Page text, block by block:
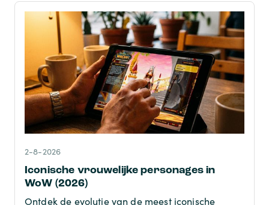
2-8-2026
Iconische vrouwelijke personages in
WoW (2026)
Ontdek de evolutie van de meest iconische